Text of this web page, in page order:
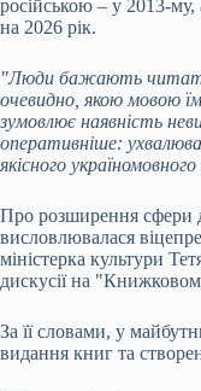
російською – у 2013-
на 2026 рік.
"Люди бажають читати
очевидно, якою мовою
зумовлює наявність
оперативніше:
якісного
Про розширення сфери
висловлювалася
міністерка культури
дискусії на
За її словами, у
видання книг та